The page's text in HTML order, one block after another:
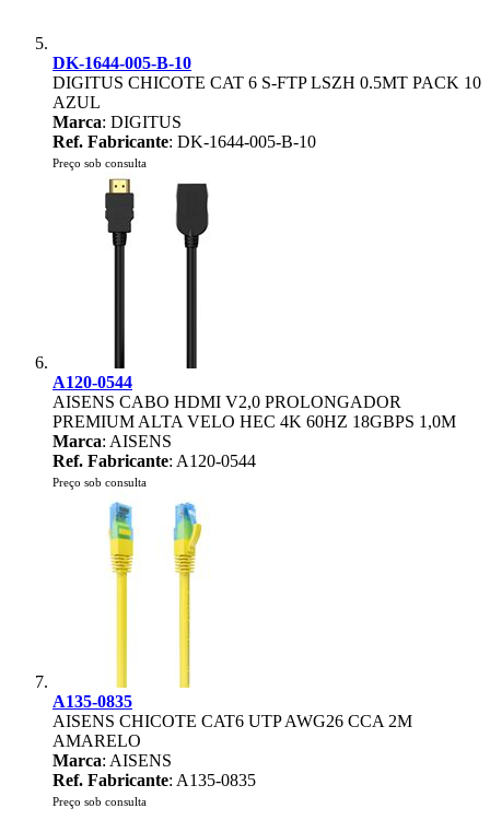
DK-1644-005-B-10
DIGITUS CHICOTE CAT 6 S-FTP LSZH 0.5MT PACK 10
AZUL
Marca: DIGITUS
Ref. Fabricante: DK-1644-005-B-10
Preço sob consulta
A120-0544
AISENS CABO HDMI V2,0 PROLONGADOR
PREMIUM ALTA VELO HEC 4K 60HZ 18GBPS 1,0M
Marca: AISENS
Ref. Fabricante: A120-0544
Preço sob consulta
A135-0835
AISENS CHICOTE CAT6 UTP AWG26 CCA 2M
AMARELO
Marca: AISENS
Ref. Fabricante: A135-0835
Preço sob consulta